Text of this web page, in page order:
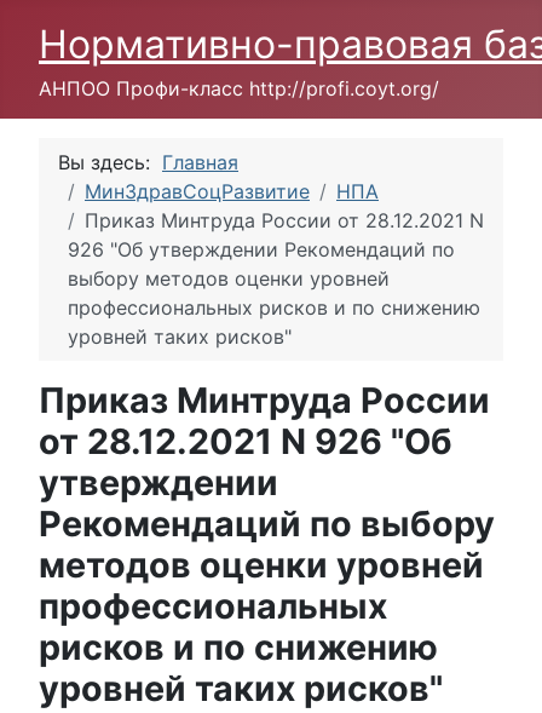
Нормативно-правовая
АНПОО Профи-класс http://profi.coyt.org/
Вы здесь: Главная
МинЗдравСоцРазвитие
НПА
Приказ Минтруда России от 28.12.2021 N
926 "Об утверждении Рекомендаций по
выбору методов оценки уровней
профессиональных рисков и по снижению
уровней таких рисков"
Приказ Минтруда России
от 28.12.2021 N 926 "Об
утверждении
Рекомендаций по выбору
методов оценки уровней
профессиональных
рисков и по снижению
уровней таких рисков"